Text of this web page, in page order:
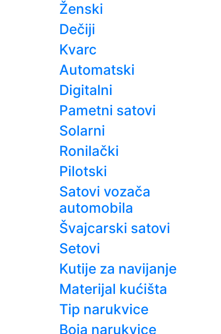
Ženski
Dečiji
Kvarc
Automatski
Digitalni
Pametni satovi
Solarni
Ronilački
Pilotski
Satovi vozača
automobila
Švajcarski satovi
Setovi
Kutije za navijanje
Materijal kućišta
Tip narukvice
Boja narukvice